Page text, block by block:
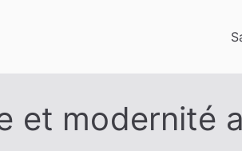
et modernité